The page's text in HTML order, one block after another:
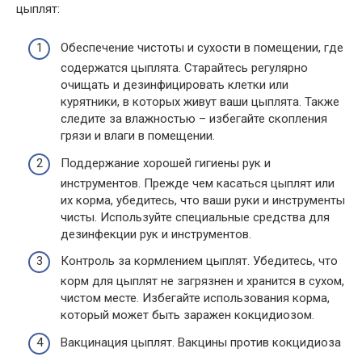
цыплят:
Обеспечение чистоты и сухости в помещении, где
содержатся цыплята. Старайтесь регулярно
очищать и дезинфицировать клетки или
курятники, в которых живут ваши цыплята. Также
следите за влажностью – избегайте скопления
грязи и влаги в помещении.
Поддержание хорошей гигиены рук и
инструментов. Прежде чем касаться цыплят или
их корма, убедитесь, что ваши руки и инструменты
чисты. Используйте специальные средства для
дезинфекции рук и инструментов.
Контроль за кормлением цыплят. Убедитесь, что
корм для цыплят не загрязнен и хранится в сухом,
чистом месте. Избегайте использования корма,
который может быть заражен кокцидиозом.
Вакцинация цыплят. Вакцины против кокцидиоза